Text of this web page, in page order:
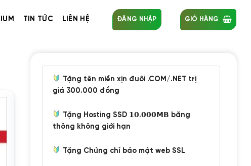
TIN TỨC LIÊN HỆ ĐĂNG NHẬP GIỎ HÀNG
Tặng tên miền xịn đuôi .COM/.NET trị
giá 300.000 đồng
Tặng Hosting SSD 𝟭𝟬.𝟬𝟬𝟬𝗠𝗕 băng
thông không giới hạn
Tặng Chứng chỉ bảo mật web SSL